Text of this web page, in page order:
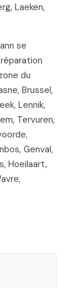
Laeken,
se
du
Brussel,
Lennik,
Tervuren,
Genval,
Hoeilaart,